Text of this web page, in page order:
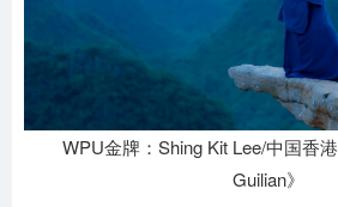
WPU金牌：Shing Kit Lee/中国香
Guilian》